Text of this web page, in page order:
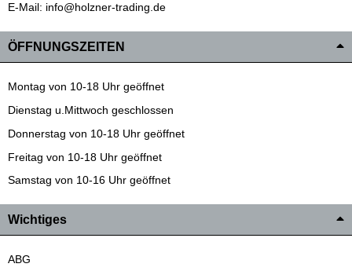
E-Mail: info@holzner-trading.de
ÖFFNUNGSZEITEN
Montag von 10-18 Uhr geöffnet
Dienstag u.Mittwoch geschlossen
Donnerstag von 10-18 Uhr geöffnet
Freitag von 10-18 Uhr geöffnet
Samstag von 10-16 Uhr geöffnet
Wichtiges
ABG